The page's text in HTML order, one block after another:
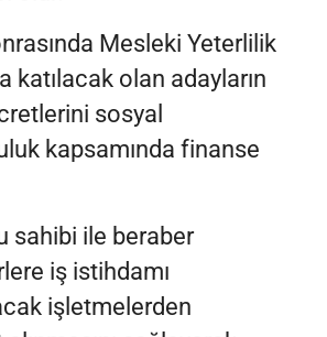
Mesleki Yeterlilik
katılacak olan adayların
sosyal
kapsamında finanse
sahibi ile beraber
iş istihdamı
işletmelerden